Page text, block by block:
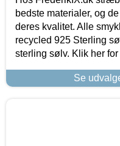
bedste materialer, og
deres kvalitet. Alle
recycled 925 Sterling
sterling sølv. Klik her
Se